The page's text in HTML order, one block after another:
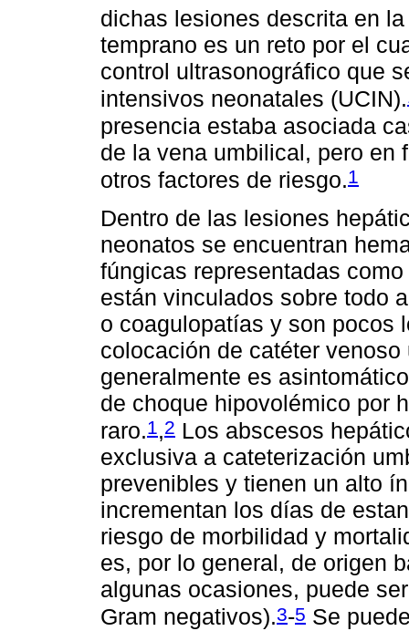
dichas lesiones descrita en
temprano es un reto por el
control ultrasonográfico que
intensivos neonatales (UCIN).
presencia estaba asociada
de la vena umbilical, pero en
otros factores de riesgo.1
Dentro de las lesiones
neonatos se encuentran
fúngicas representadas
están vinculados sobre todo
o coagulopatías y son pocos
colocación de catéter
generalmente es
de choque hipovolémico por
raro.1,2 Los abscesos
exclusiva a cateterización
prevenibles y tienen un alto
incrementan los días de
riesgo de morbilidad y
es, por lo general, de origen
algunas ocasiones, puede
Gram negativos).3-5 Se